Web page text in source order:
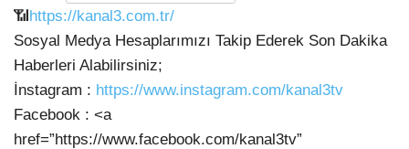
📶https://kanal3.com.tr/
Sosyal Medya Hesaplarımızı Takip Ederek Son Dakika
Haberleri Alabilirsiniz;
İnstagram : https://www.instagram.com/kanal3tv
Facebook : <a
href=”https://www.facebook.com/kanal3tv”